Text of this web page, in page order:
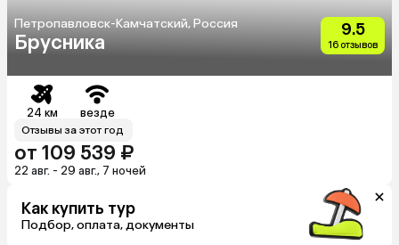
Петропавловск-Камчатский, Россия
Брусника
9.5
16 отзывов
24 км везде
Отзывы за этот год
от 109 539 ₽
22 авг. - 29 авг., 7 ночей
Как купить тур
Подбор, оплата, документы